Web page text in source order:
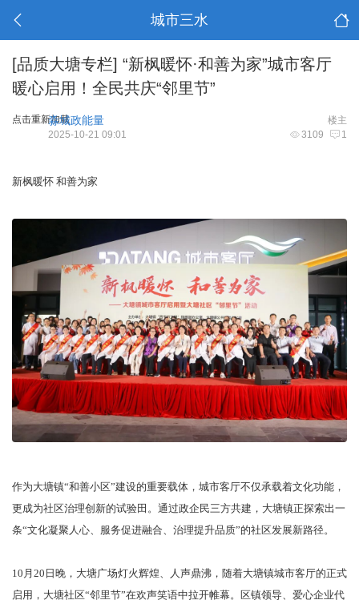
城市三水
[品质大塘专栏] “新枫暖怀·和善为家”城市客厅
暖心启用！全民共庆“邻里节”
点击重新加载 楼主
淼城政能量
3109 1
2025-10-21 09:01
新枫暖怀 和善为家
作为大塘镇“和善小区”建设的重要载体，城市客厅不仅承载着文化功能，
更成为社区治理创新的试验田。通过政企民三方共建，大塘镇正探索出一
条“文化凝聚人心、服务促进融合、治理提升品质”的社区发展新路径。
10月20日晚，大塘广场灯火辉煌、人声鼎沸，随着大塘镇城市客厅的正式
启用，大塘社区“邻里节”在欢声笑语中拉开帷幕。区镇领导、爱心企业代